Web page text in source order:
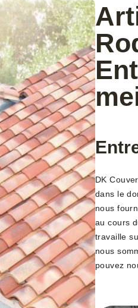
DK
dans le
nous
au cours
travaille
nous
pouvez